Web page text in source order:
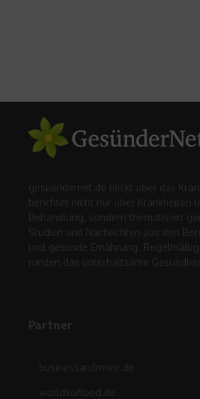
gesuendernet.de blickt über das
berichtet nicht nur über Krankheiten
Behandlung, sondern thematisiert
Studien und Nachrichten aus den
und gesunde Ernährung.
runden das unterhaltsame
Partner
businessandmore.de
worldsoffood.de